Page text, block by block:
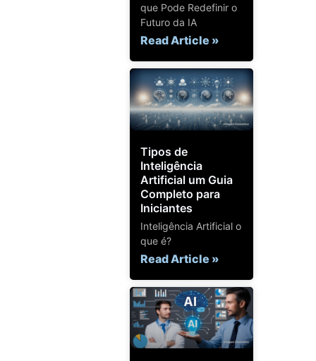
que Pode Redefinir o
Futuro da IA
Read Article »
Tipos de
Inteligência
Artificial um Guia
Completo para
Iniciantes
Inteligência Artificial o
que é?
Read Article »